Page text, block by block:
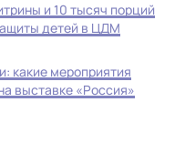
и 10 тысяч порций
детей в ЦДМ
какие мероприятия
выставке «Россия»